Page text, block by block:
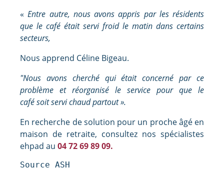
«Entre autre, nous avons appris par les résidents
que le café était servi froid le matin dans certains
secteurs,
Nous apprend Céline Bigeau.
"Nous avons cherché qui était concerné par ce
problème et réorganisé le service pour que le
café soit servi chaud partout ».
En recherche de solution pour un proche âgé en
maison de retraite, consultez nos spécialistes
ehpad au 04 72 69 89 09.
Source ASH